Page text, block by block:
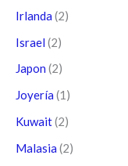
Irlanda (2)
Israel (2)
Japon (2)
Joyería (1)
Kuwait(2)
Malasia (2)